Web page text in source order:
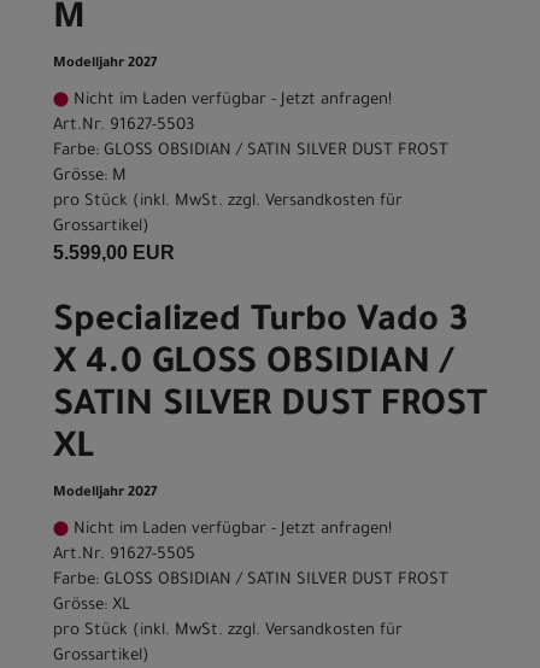
M
Modelljahr 2027
Nicht im Laden verfügbar - Jetzt anfragen!
Art.Nr. 91627-5503
Farbe: GLOSS OBSIDIAN / SATIN SILVER DUST FROST
Grösse: M
pro Stück (inkl. MwSt. zzgl. Versandkosten für
Grossartikel)
5.599,00 EUR
Specialized Turbo Vado 3
X 4.0 GLOSS OBSIDIAN /
SATIN SILVER DUST FROST
XL
Modelljahr 2027
Nicht im Laden verfügbar - Jetzt anfragen!
Art.Nr. 91627-5505
Farbe: GLOSS OBSIDIAN / SATIN SILVER DUST FROST
Grösse: XL
pro Stück (inkl. MwSt. zzgl. Versandkosten für
Grossartikel)